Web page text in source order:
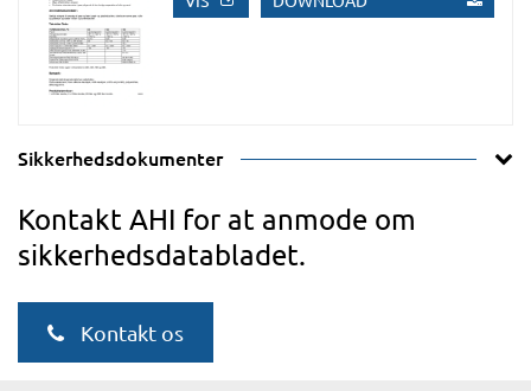
Sikkerhedsdokumenter
Kontakt AHI for at anmode om
sikkerhedsdatabladet.
Kontakt os